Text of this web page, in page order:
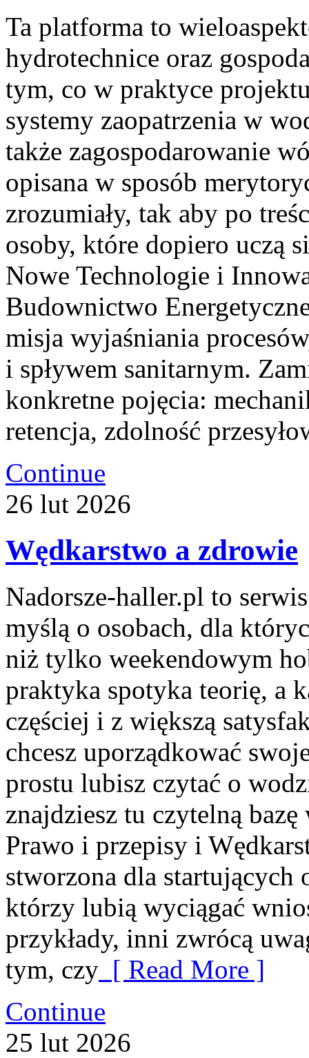
Ta platforma to
hydrotechnice oraz
tym, co w praktyce
systemy zaopatrzenia w
także zagospodarowanie
opisana w sposób
zrozumiały, tak aby po
osoby, które dopiero uczą
Nowe Technologie i
Budownictwo
misja wyjaśniania
i spływem sanitarnym.
konkretne pojęcia:
retencja, zdolność
Continue
26 lut 2026
Wędkarstwo a zdrowie
Nadorsze-haller.pl to
myślą o osobach, dla
niż tylko weekendowym
praktyka spotyka teorię, a
częściej i z większą
chcesz uporządkować
prostu lubisz czytać o
znajdziesz tu czytelną
Prawo i przepisy i
stworzona dla startujących
którzy lubią wyciągać
przykłady, inni zwrócą
tym, czy [ Read More ]
Continue
25 lut 2026